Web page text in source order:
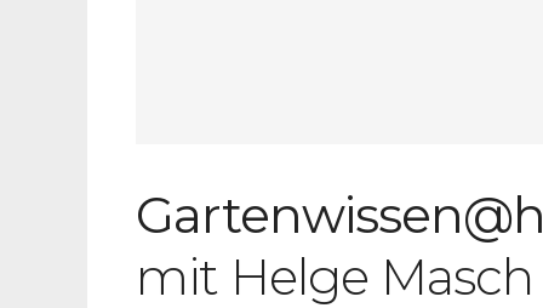
mit Helge Masch